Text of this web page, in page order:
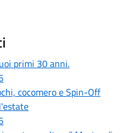
primi 30 anni.
cocomero e Spin-Off